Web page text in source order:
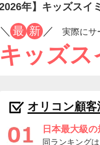
2026年】キッズス
／ 最 新 ／ 実際にサ
キッズ
オリコン顧
日本最大級
同ランキング